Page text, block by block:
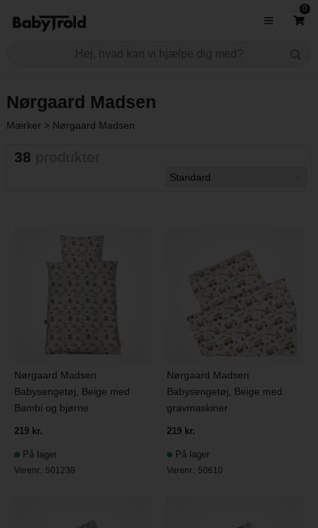
0
Nørgaard Madsen
Mærker > Nørgaard Madsen
38
Nørgaard Madsen
Babysengetøj, Beige med
Bambi og bjørne
219 kr.
På lager
Varenr.: 501238
Nørgaard Madsen
Babysengetøj, Beige med
gravmaskiner
219 kr.
På lager
Varenr.: 50610